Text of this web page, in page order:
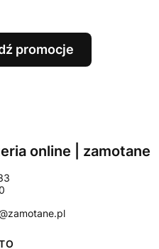
promocje
online | zamotane